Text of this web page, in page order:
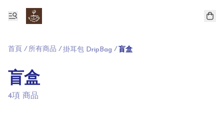
首頁 / 所有商品 / 掛耳包 DripBag / 盲盒
盲盒
4項 商品